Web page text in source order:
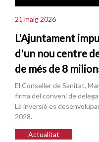
21 maig 2026
L'Ajuntament
d'un nou centre
de més de 8
El Conseller de Sanitat,
firma del conveni de
La inversió es
2028.
Actualitat